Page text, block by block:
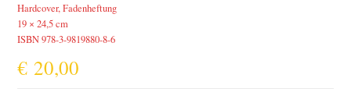
Hardcover, Fadenheftung
19 × 24,5 cm
ISBN 978-3-9819880-8-6
€ 20,00